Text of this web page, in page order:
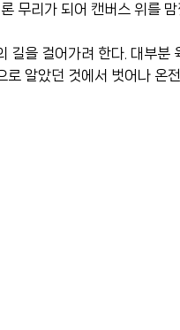
무리가 되어 캔버스 위를 맘
길을 걸어가려 한다. 대부분
알았던 것에서 벗어나 온